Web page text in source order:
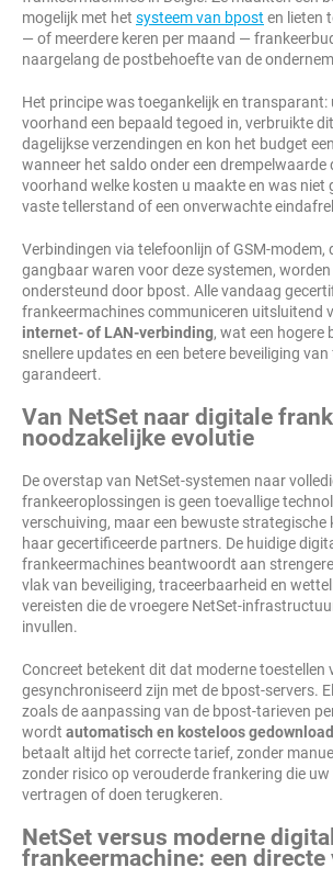
mogelijk met het systeem van bpost en lieten
— of meerdere keren per maand —
naargelang de postbehoefte van de
Het principe was toegankelijk en transparant:
voorhand een bepaald tegoed in, verbruikte
dagelijkse verzendingen en kon het budget
wanneer het saldo onder een drempelwaarde
voorhand welke kosten u maakte en was niet
vaste tellerstand of een onverwachte
Verbindingen via telefoonlijn of GSM-modem,
gangbaar waren voor deze systemen,
ondersteund door bpost. Alle vandaag
frankeermachines communiceren uitsluitend
internet- of LAN-verbinding, wat een hogere
snellere updates en een betere beveiliging
garandeert.
Van NetSet naar digitale
noodzakelijke evolutie
De overstap van NetSet-systemen naar
frankeeroplossingen is geen toevallige
verschuiving, maar een bewuste strategische
haar gecertificeerde partners. De huidige
frankeermachines beantwoordt aan
vlak van beveiliging, traceerbaarheid en
vereisten die de vroegere NetSet-
invullen.
Concreet betekent dit dat moderne toestellen
gesynchroniseerd zijn met de bpost-servers.
zoals de aanpassing van de bpost-tarieven
wordt automatisch en kosteloos gedownload
betaalt altijd het correcte tarief, zonder
zonder risico op verouderde frankering die
vertragen of doen terugkeren.
NetSet versus moderne
frankeermachine: een